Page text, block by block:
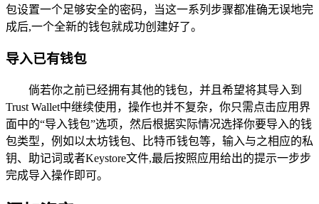
包设置一个足够安全的密码，当这一系列步骤都准确无误地完
成后,一个全新的钱包就成功创建好了。
导入已有钱包
倘若你之前已经拥有其他的钱包，并且希望将其导入到
Trust Wallet中继续使用，操作也并不复杂，你只需点击应用界
面中的“导入钱包”选项，然后根据实际情况选择你要导入的钱
包类型，例如以太坊钱包、比特币钱包等，输入与之相应的私
钥、助记词或者Keystore文件,最后按照应用给出的提示一步步
完成导入操作即可。